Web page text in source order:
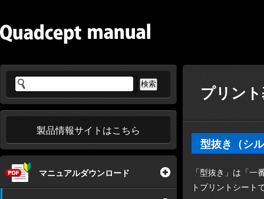
製品情報サイトはこちら
マニュアルダウンロード
プリン
型抜き（シ
「型抜き」は「
トプリントシート